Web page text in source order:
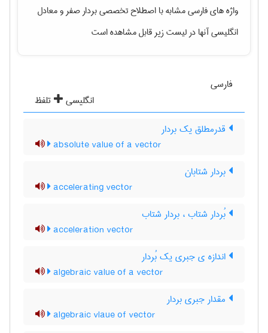
واژه های فارسی مشابه با اصطلاح تخصصیبردار صفرو معادل
انگلیسی آنها در لیست زیر قابل مشاهده است
فارسی
انگلیسی
تلفظ
قدرمطلق یک بردار
absolute value of a vector
بردار شتابان
accelerating vector
بُردار شتاب ، بردار شتاب
acceleration vector
اندازه ی جبری یک بُردار
algebraic value of a vector
مقدار جبری بردار
algebraic vlaue of vector